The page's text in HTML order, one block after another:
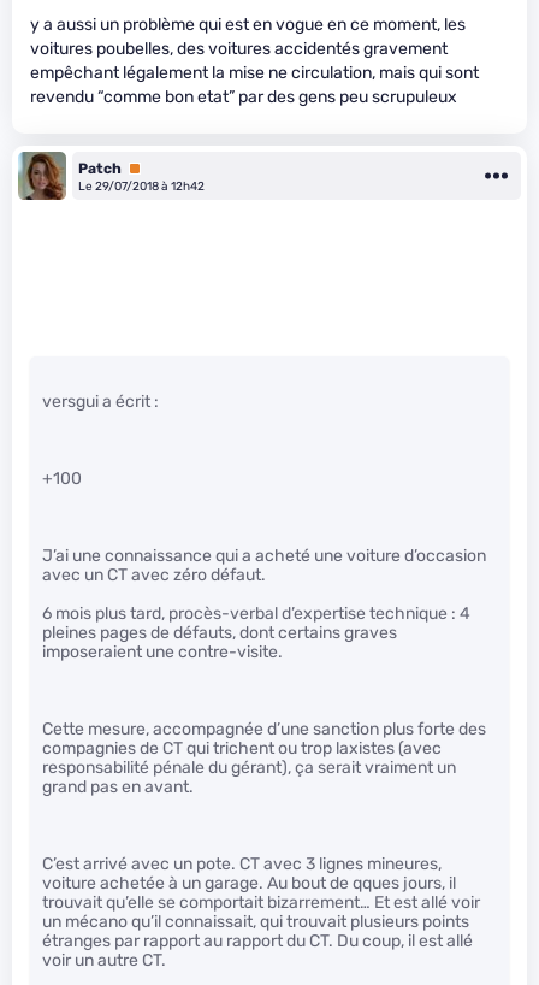
y a aussi un problème qui est en vogue en ce moment, les
voitures poubelles, des voitures accidentés gravement
empêchant légalement la mise ne circulation, mais qui sont
revendu “comme bon etat” par des gens peu scrupuleux
Patch Premium
Le 29/07/2018 à 12h42
versgui a écrit :
+100
J’ai une connaissance qui a acheté une voiture d’occasion
avec un CT avec zéro défaut.
6 mois plus tard, procès-verbal d’expertise technique : 4
pleines pages de défauts, dont certains graves
imposeraient une contre-visite.
Cette mesure, accompagnée d’une sanction plus forte des
compagnies de CT qui trichent ou trop laxistes (avec
responsabilité pénale du gérant), ça serait vraiment un
grand pas en avant.
C’est arrivé avec un pote. CT avec 3 lignes mineures,
voiture achetée à un garage. Au bout de qques jours, il
trouvait qu’elle se comportait bizarrement… Et est allé voir
un mécano qu’il connaissait, qui trouvait plusieurs points
étranges par rapport au rapport du CT. Du coup, il est allé
voir un autre CT.